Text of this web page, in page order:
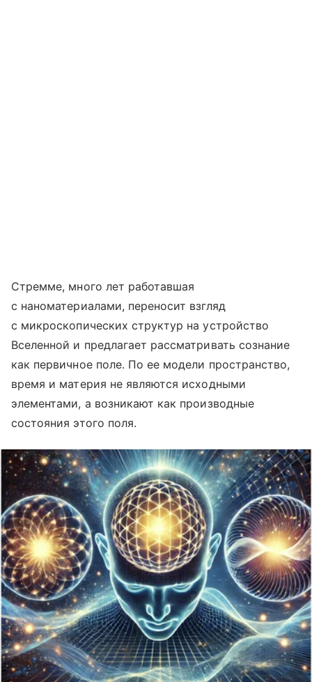
Стремме, много лет работавшая
с наноматериалами, переносит взгляд
с микроскопических структур на устройство
Вселенной и предлагает рассматривать сознание
как первичное поле. По ее модели пространство,
время и материя не являются исходными
элементами, а возникают как производные
состояния этого поля.